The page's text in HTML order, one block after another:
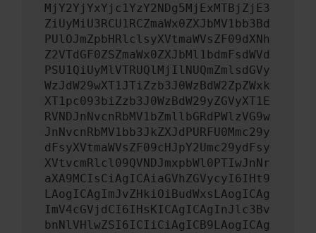
MjY2YjYxYjc1YzY2NDg5MjExMTBjZjE3
ZiUyMiU3RCU1RCZmaWx0ZXJbMV1bb3Bd
PUlOJmZpbHRlclsyXVtmaWVsZF09dXNh
Z2VTdGF0ZSZmaWx0ZXJbMl1bdmFsdWVd
PSU1QiUyMlVTRUQlMjIlNUQmZmlsdGVy
WzJdW29wXT1JTiZzb3J0WzBdW2ZpZWxk
XT1pc093biZzb3J0WzBdW29yZGVyXT1E
RVNDJnNvcnRbMV1bZmllbGRdPWlzVG9w
JnNvcnRbMV1bb3JkZXJdPURFU0Mmc29y
dFsyXVtmaWVsZF09cHJpY2Umc29ydFsy
XVtvcmRlcl09QVNDJmxpbWl0PTIwJnNr
aXA9MCIsCiAgICAiaGVhZGVycyI6IHt9
LAogICAgImJvZHkiOiBudWxsLAogICAg
ImV4cGVjdCI6IHsKICAgICAgInJlc3Bv
bnNlVHlwZSI6ICIiCiAgICB9LAogICAg